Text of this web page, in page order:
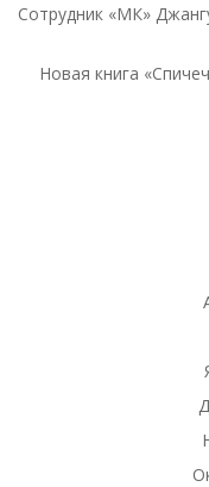
Сотрудник «МК»
Новая книга